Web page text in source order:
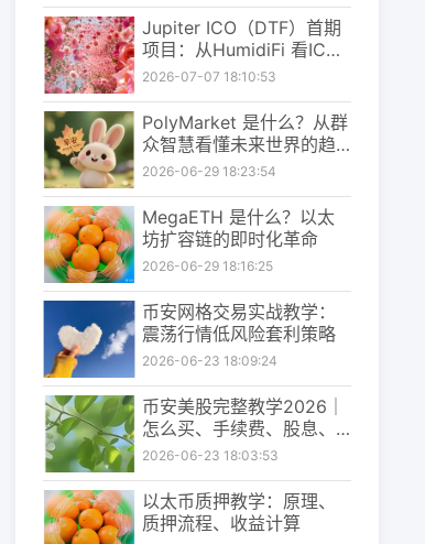
Jupiter ICO（DTF）首期
项目：从HumidiFi 看ICO
的重构
2026-07-07 18:10:53
PolyMarket 是什么？从群
众智慧看懂未来世界的趋
势判断平台
2026-06-29 18:23:54
MegaETH 是什么？以太
坊扩容链的即时化革命
2026-06-29 18:16:25
币安网格交易实战教学：
震荡行情低风险套利策略
2026-06-23 18:09:24
币安美股完整教学2026｜
怎么买、手续费、股息、
出金与风险一次看懂
2026-06-23 18:03:53
以太币质押教学：原理、
质押流程、收益计算